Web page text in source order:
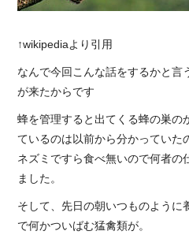
↑wikipediaより引用
なんで今回こんな話をするかと言
が来たからです
蜂を管理すると出てくる蜂の巣の
ているのは以前から分かっていた
ネズミですら食べ無いので何者の
ました。
そして、先日の朝いつものように
で何かついばむ猛禽類が。